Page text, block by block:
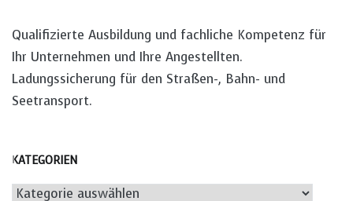
Qualifizierte Ausbildung und fachliche Kompetenz für
Ihr Unternehmen und Ihre Angestellten.
Ladungssicherung für den Straßen-, Bahn- und
Seetransport.
KATEGORIEN
Kategorien